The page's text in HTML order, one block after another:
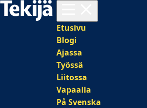
Päävalikko
Etusivu
Blogi
Ajassa
Työssä
Liitossa
Vapaalla
På Svenska